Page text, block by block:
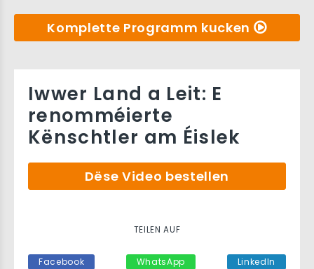
Komplette Programm kucken
Iwwer Land a Leit: E
renomméierte
Kënschtler am Éislek
Dëse Video bestellen
TEILEN AUF
Facebook WhatsApp LinkedIn